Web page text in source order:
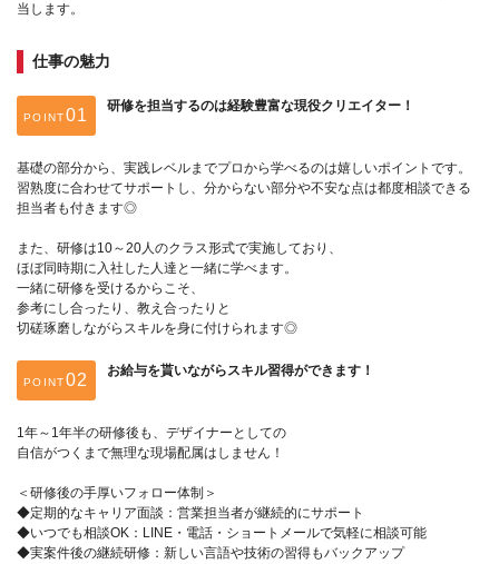
当します。
仕事の魅力
POINT
研修を担当するのは経験豊富な現役クリエイター！
基礎の部分から、実践レベルまでプロから学べるのは嬉しいポイントです。
習熟度に合わせてサポートし、分からない部分や不安な点は都度相談できる
担当者も付きます◎
また、研修は10～20人のクラス形式で実施しており、
ほぼ同時期に入社した人達と一緒に学べます。
一緒に研修を受けるからこそ、
参考にし合ったり、教え合ったりと
切磋琢磨しながらスキルを身に付けられます◎
POINT
お給与を貰いながらスキル習得ができます！
1年～1年半の研修後も、デザイナーとしての
自信がつくまで無理な現場配属はしません！
＜研修後の手厚いフォロー体制＞
◆定期的なキャリア面談：営業担当者が継続的にサポート
◆いつでも相談OK：LINE・電話・ショートメールで気軽に相談可能
◆実案件後の継続研修：新しい言語や技術の習得もバックアップ